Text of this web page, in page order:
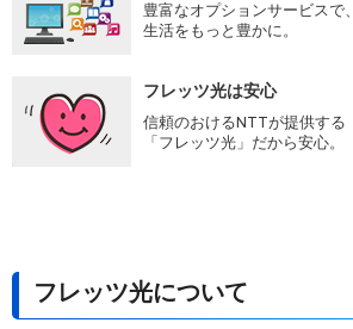
豊富なオプションサービスで、
生活をもっと豊かに。
フレッツ光は安心
信頼のおけるNTTが提供する
「フレッツ光」だから安心。
フレッツ光について